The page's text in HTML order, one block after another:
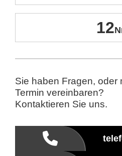
12
Sie haben Fragen, oder
Termin vereinbaren?
Kontaktieren Sie uns.